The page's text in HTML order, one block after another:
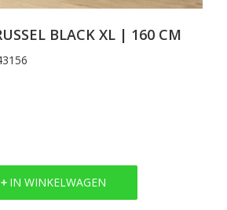
BLACK XL | 160 CM
IN WINKELWAGEN